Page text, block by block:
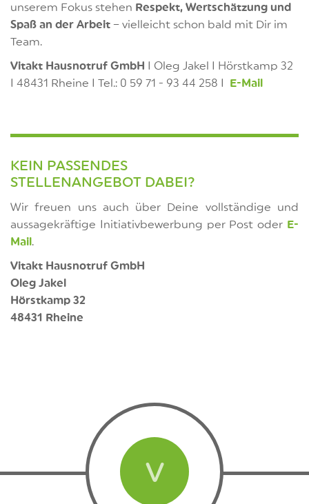
unserem Fokus stehen Respekt, Wertschätzung und
Spaß an der Arbeit – vielleicht schon bald mit Dir im
Team.
Vitakt Hausnotruf GmbH I Oleg Jakel I Hörstkamp 32
I 48431 Rheine I Tel.: 0 59 71 - 93 44 258 I E-Mail
KEIN PASSENDES
STELLENANGEBOT DABEI?
Wir freuen uns auch über Deine vollständige und
aussagekräftige Initiativbewerbung per Post oder E-
Mail .
Vitakt Hausnotruf GmbH
Oleg Jakel
Hörstkamp 32
48431 Rheine
V